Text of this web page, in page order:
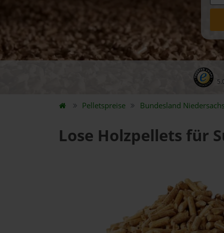
Pelletspreise Bundesland
Lose Holzpellets für